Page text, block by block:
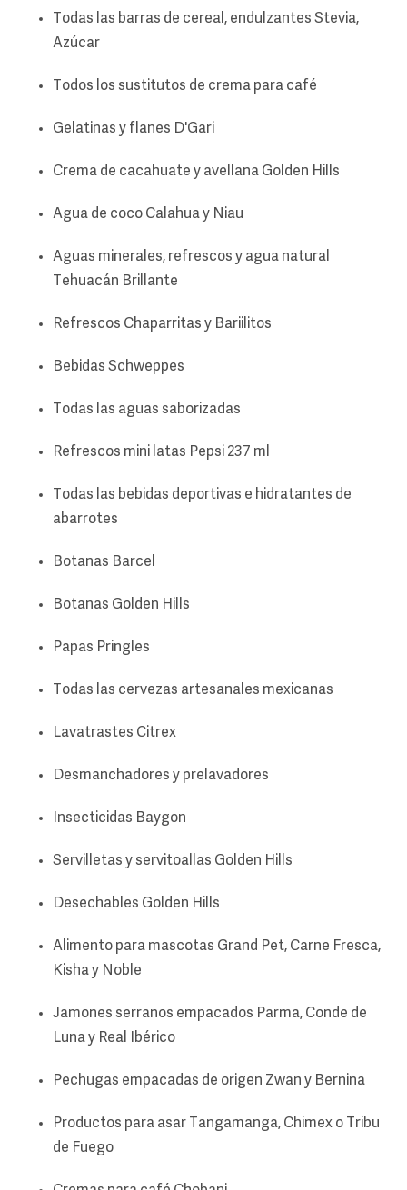
Todas las barras de cereal, endulzantes Stevia,
Azúcar
Todos los sustitutos de crema para café
Gelatinas y flanes D'Gari
Crema de cacahuate y avellana Golden Hills
Agua de coco Calahua y Niau
Aguas minerales, refrescos y agua natural
Tehuacán Brillante
Refrescos Chaparritas y Bariilitos
Bebidas Schweppes
Todas las aguas saborizadas
Refrescos mini latas Pepsi 237 ml
Todas las bebidas deportivas e hidratantes de
abarrotes
Botanas Barcel
Botanas Golden Hills
Papas Pringles
Todas las cervezas artesanales mexicanas
Lavatrastes Citrex
Desmanchadores y prelavadores
Insecticidas Baygon
Servilletas y servitoallas Golden Hills
Desechables Golden Hills
Alimento para mascotas Grand Pet, Carne Fresca,
Kisha y Noble
Jamones serranos empacados Parma, Conde de
Luna y Real Ibérico
Pechugas empacadas de origen Zwan y Bernina
Productos para asar Tangamanga, Chimex o Tribu
de Fuego